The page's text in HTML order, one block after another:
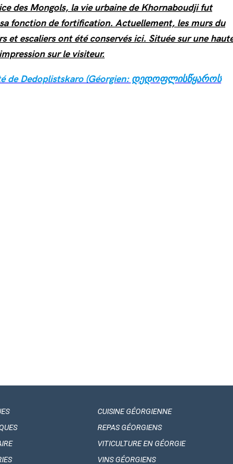
des Mongols, la vie urbaine de Khornaboudji fut
fonction de fortification. Actuellement, les murs du
et escaliers ont été conservés ici. Située sur une
sur le visiteur.
de Dedoplistskaro (Géorgien: დედოფლისწყაროს
CUISINE GÉORGIENNE
REPAS GÉORGIENS
VITICULTURE EN GÉORGIE
VINS GÉORGIENS